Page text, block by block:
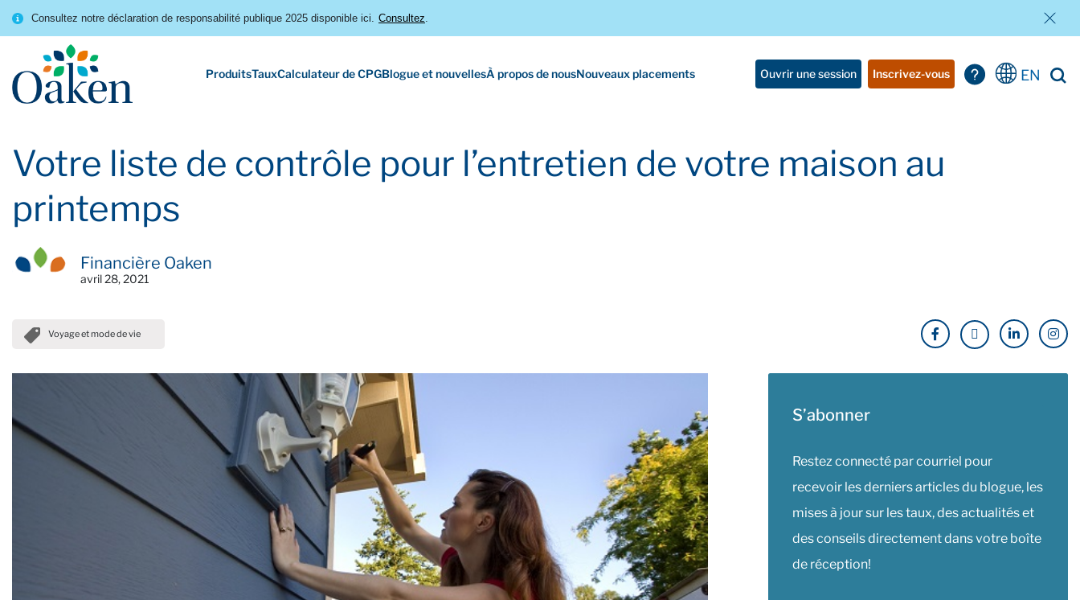
Consultez notre déclaration de responsabilité publique 2025 disponible ici. Consultez.
ProduitsTauxCalculateur de CPGBlogue et nouvellesÀ propos de nousNouveaux placements Ouvrir une session Inscrivez-vous EN
Votre liste de contrôle pour l’entretien de votre maison au
printemps
Financière Oaken
avril 28, 2021
Voyage et mode de vie
S’abonner
Restez connecté par courriel pour
recevoir les derniers articles du blogue, les
mises à jour sur les taux, des actualités et
des conseils directement dans votre boîte
de réception!